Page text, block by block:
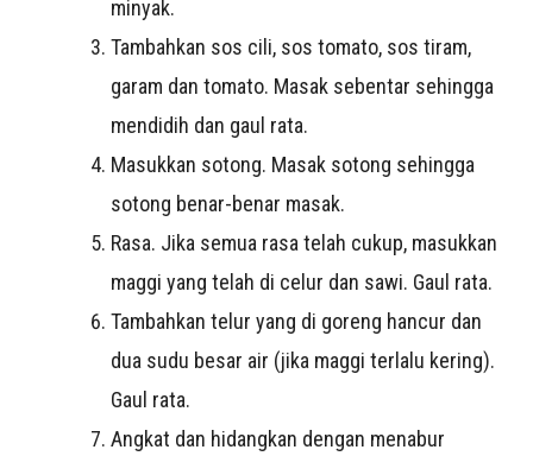
minyak.
Tambahkan sos cili, sos tomato, sos tiram,
garam dan tomato. Masak sebentar sehingga
mendidih dan gaul rata.
Masukkan sotong. Masak sotong sehingga
sotong benar-benar masak.
Rasa. Jika semua rasa telah cukup, masukkan
maggi yang telah di celur dan sawi. Gaul rata.
Tambahkan telur yang di goreng hancur dan
dua sudu besar air (jika maggi terlalu kering).
Gaul rata.
Angkat dan hidangkan dengan menabur